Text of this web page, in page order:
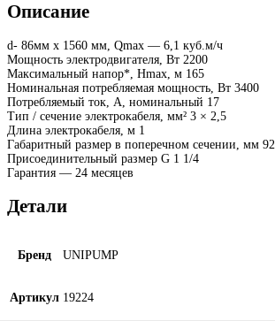
Описание
d- 86мм х 1560 мм, Qmax — 6,1 куб.м/ч
Мощность электродвигателя, Вт 2200
Максимальный напор*, Нmax, м 165
Номинальная потребляемая мощность, Вт 3400
Потребляемый ток, А, номинальный 17
Тип / сечение электрокабеля, мм² 3 × 2,5
Длина электрокабеля, м 1
Габаритный размер в поперечном сечении, мм 92
Присоединительный размер G 1 1/4
Гарантия — 24 месяцев
Детали
Бренд UNIPUMP
Артикул 19224